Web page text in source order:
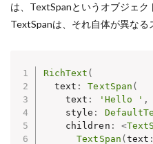
は、TextSpanというオブジェ
TextSpanは、それ自体が異なる
RichText (
  text
: TextSpan (
    text
: 'Hello ' ,
    style
:
    children
: <
TextSpan (text :